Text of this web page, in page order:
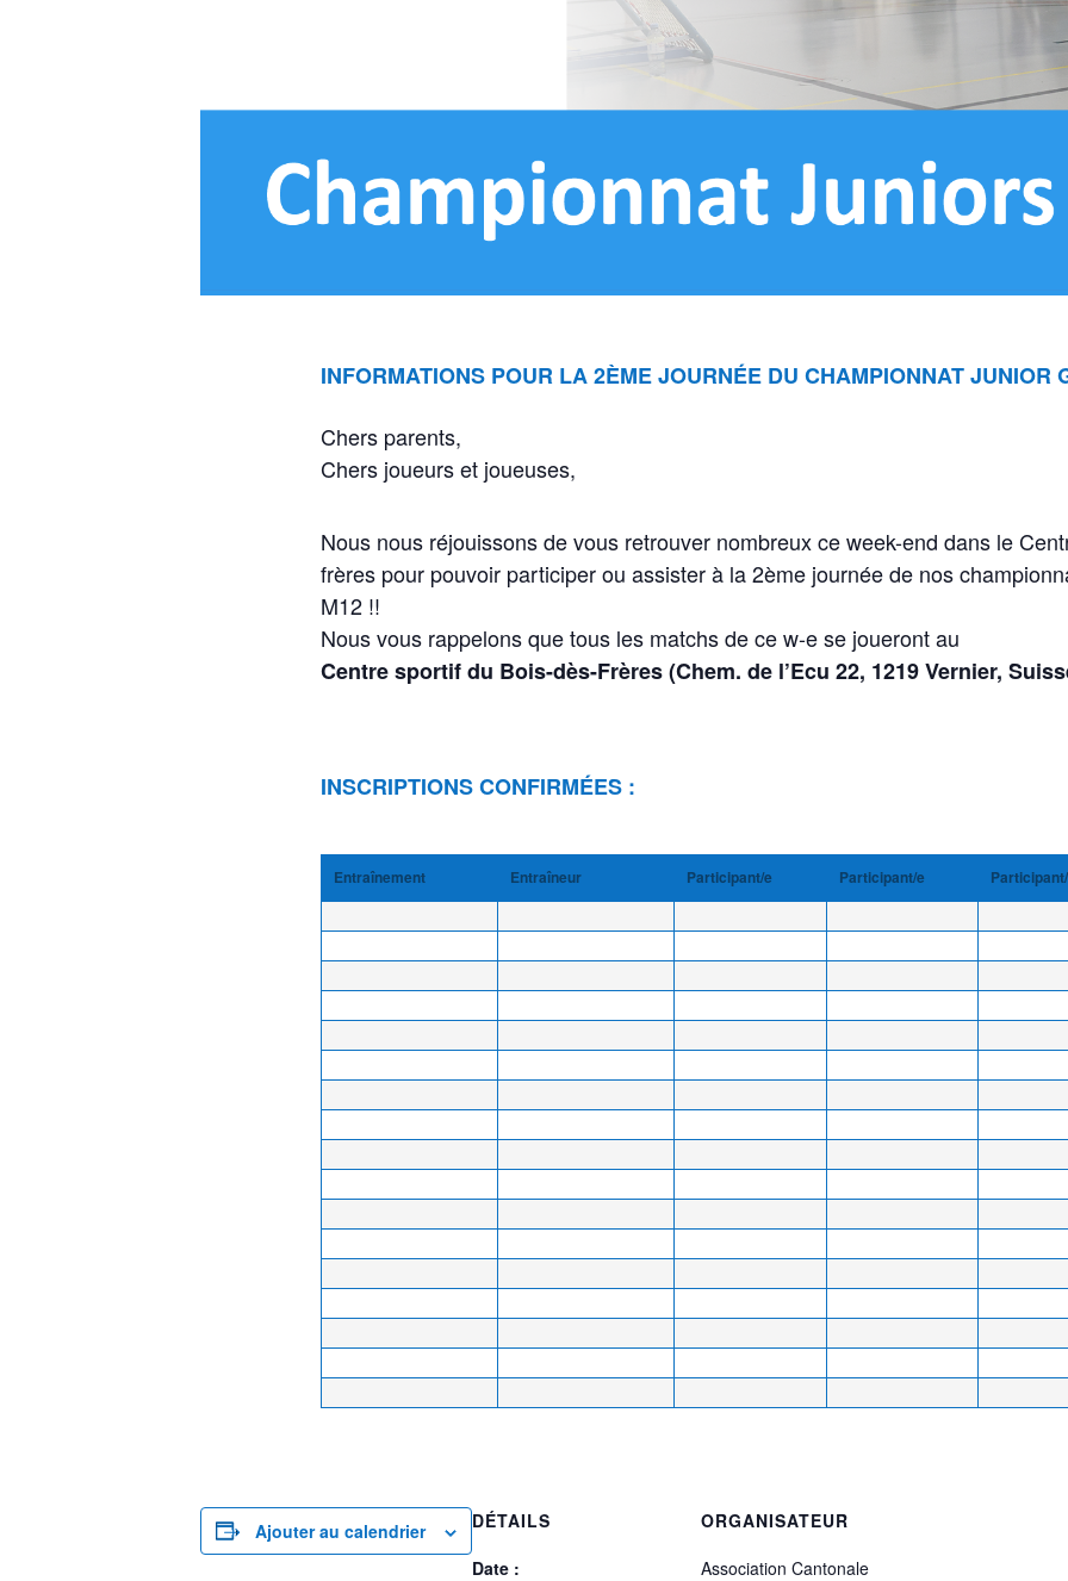
INFORMATIONS POUR LA 2ÈME JOURNÉE DU CHAMPIONNAT JUNIOR
Chers parents,
Chers joueurs et joueuses,
Nous nous réjouissons de vous retrouver nombreux ce week-end dans le
frères pour pouvoir participer ou assister à la 2ème journée de nos
M12 !!
Nous vous rappelons que tous les matchs de ce w-e se joueront au
Centre sportif du Bois-dès-Frères (Chem. de l’Ecu 22, 1219 Vernier,
INSCRIPTIONS CONFIRMÉES :
Entraînement Entraîneur Participant/e Participant/e
Ajouter au calendrier
DÉTAILS
Date :
ORGANISATEUR
Association Cantonale